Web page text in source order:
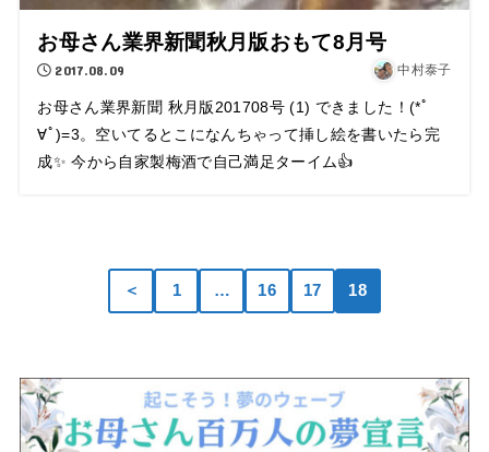
お母さん業界新聞秋月版おもて8月号
2017.08.09 中村泰子
お母さん業界新聞 秋月版201708号 (1) できました！(*ﾟ
∀ﾟ)=3。空いてるとこになんちゃって挿し絵を書いたら完
成✨ 今から自家製梅酒で自己満足ターイム👍
＜ 1 … 16 17 18